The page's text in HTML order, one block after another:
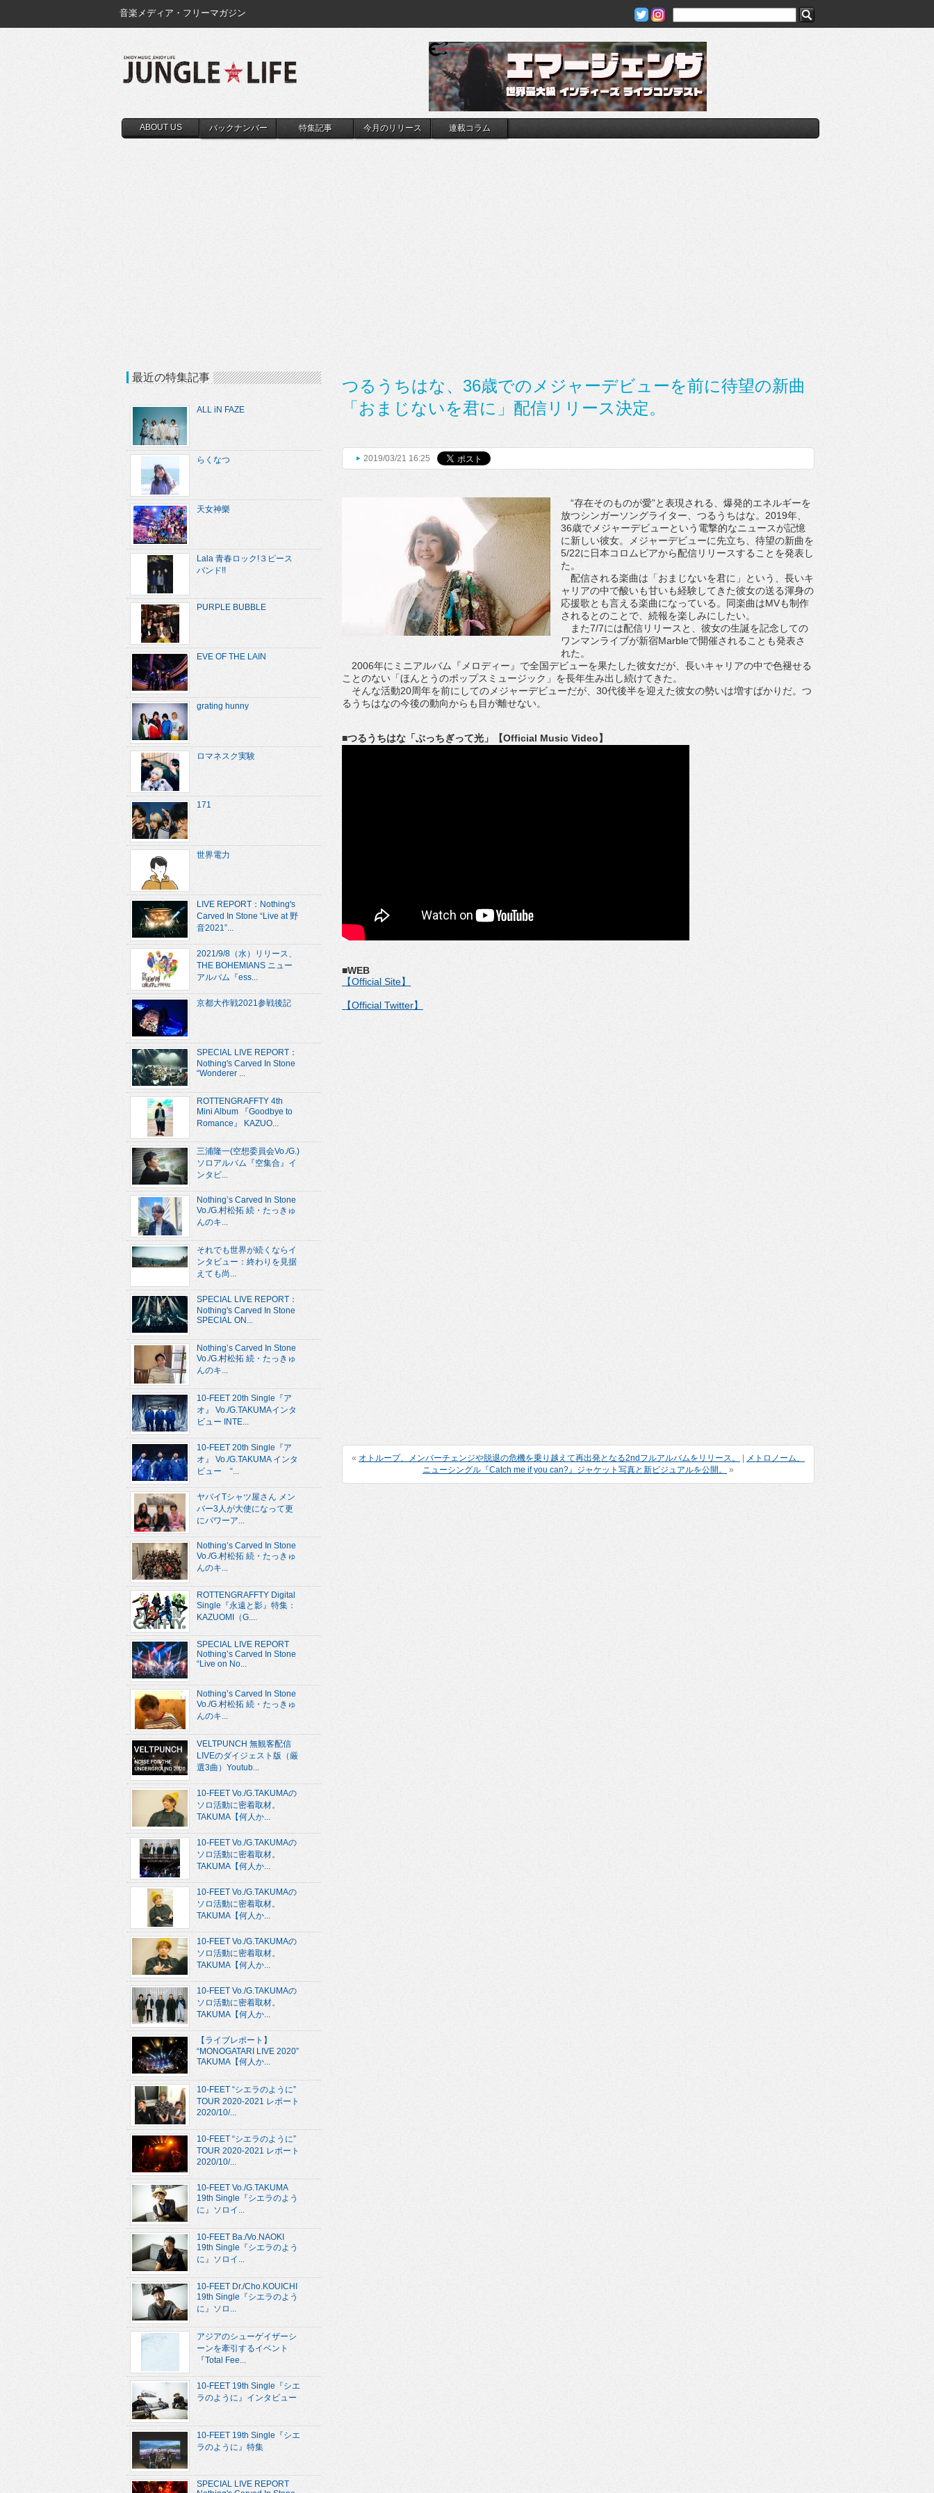
音楽メディア・フリーマガジン
ABOUT US バックナンバー 特集記事 今月のリリース 連載コラム
つるうちはな、36歳でのメジャーデビューを前に待望の新曲
「おまじないを君に」配信リリース決定。
2019/03/21 16:25
“存在そのものが愛”と表現される、爆発的エネルギーを
放つシンガーソングライター、つるうちはな。2019年、
36歳でメジャーデビューという電撃的なニュースが記憶
に新しい彼女。メジャーデビューに先立ち、待望の新曲を
5/22に日本コロムビアから配信リリースすることを発表し
た。
配信される楽曲は「おまじないを君に」という、長いキ
ャリアの中で酸いも甘いも経験してきた彼女の送る渾身の
応援歌とも言える楽曲になっている。同楽曲はMVも制作
されるとのことで、続報を楽しみにしたい。
また7/7には配信リリースと、彼女の生誕を記念しての
ワンマンライブが新宿Marbleで開催されることも発表さ
れた。
2006年にミニアルバム『メロディー』で全国デビューを果たした彼女だが、長いキャリアの中で色褪せる
ことのない「ほんとうのポップスミュージック」を長年生み出し続けてきた。
そんな活動20周年を前にしてのメジャーデビューだが、30代後半を迎えた彼女の勢いは増すばかりだ。つ
るうちはなの今後の動向からも目が離せない。
■つるうちはな「ぶっちぎって光」【Official Music Video】
■WEB
【Official Site】
【Official Twitter】
« オトループ、メンバーチェンジや脱退の危機を乗り越えて再出発となる2ndフルアルバムをリリース。
メトロノーム、
ニューシングル『Catch me if you can?』ジャケット写真と新ビジュアルを公開。
»
最近の特集記事
ALL iN FAZE
らくなつ
天女神樂
Lala 青春ロック!３ピース
バンド!!
PURPLE BUBBLE
EVE OF THE LAIN
grating hunny
ロマネスク実験
171
世界電力
LIVE REPORT：Nothing's
Carved In Stone “Live at 野
音2021”...
2021/9/8（水）リリース、
THE BOHEMIANS ニュー
アルバム『ess...
京都大作戦2021参戦後記
SPECIAL LIVE REPORT：
Nothing's Carved In Stone
“Wonderer ...
ROTTENGRAFFTY 4th
Mini Album 『Goodbye to
Romance』 KAZUO...
三浦隆一(空想委員会Vo./G.)
ソロアルバム『空集合』イ
ンタビ...
Nothing’s Carved In Stone
Vo./G.村松拓 続・たっきゅ
んのキ...
それでも世界が続くならイ
ンタビュー：終わりを見据
えても尚...
SPECIAL LIVE REPORT：
Nothing's Carved In Stone
SPECIAL ON...
Nothing’s Carved In Stone
Vo./G.村松拓 続・たっきゅ
んのキ...
10-FEET 20th Single『ア
オ』 Vo./G.TAKUMAインタ
ビュー INTE...
10-FEET 20th Single『ア
オ』 Vo./G.TAKUMA インタ
ビュー “...
ヤバイTシャツ屋さん メン
バー3人が大使になって更
にパワーア...
Nothing’s Carved In Stone
Vo./G.村松拓 続・たっきゅ
んのキ...
ROTTENGRAFFTY Digital
Single『永遠と影』特集：
KAZUOMI（G....
SPECIAL LIVE REPORT
Nothing’s Carved In Stone
“Live on No...
Nothing’s Carved In Stone
Vo./G.村松拓 続・たっきゅ
んのキ...
VELTPUNCH 無観客配信
LIVEのダイジェスト版（厳
選3曲）Youtub...
10-FEET Vo./G.TAKUMAの
ソロ活動に密着取材。
TAKUMA【何人か...
10-FEET Vo./G.TAKUMAの
ソロ活動に密着取材。
TAKUMA【何人か...
10-FEET Vo./G.TAKUMAの
ソロ活動に密着取材。
TAKUMA【何人か...
10-FEET Vo./G.TAKUMAの
ソロ活動に密着取材。
TAKUMA【何人か...
10-FEET Vo./G.TAKUMAの
ソロ活動に密着取材。
TAKUMA【何人か...
【ライブレポート】
“MONOGATARI LIVE 2020”
TAKUMA【何人か...
10-FEET “シエラのように”
TOUR 2020-2021 レポート
2020/10/...
10-FEET “シエラのように”
TOUR 2020-2021 レポート
2020/10/...
10-FEET Vo./G.TAKUMA
19th Single『シエラのよう
に』ソロイ...
10-FEET Ba./Vo.NAOKI
19th Single『シエラのよう
に』ソロイ...
10-FEET Dr./Cho.KOUICHI
19th Single『シエラのよう
に』ソロ...
アジアのシューゲイザーシ
ーンを牽引するイベント
『Total Fee...
10-FEET 19th Single『シエ
ラのように』インタビュー
10-FEET 19th Single『シエ
ラのように』特集
SPECIAL LIVE REPORT